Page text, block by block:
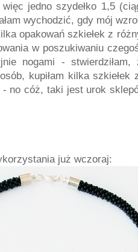
jedno szydełko 1,5
wychodzić, gdy mój
opakowań szkiełek z
w poszukiwaniu
nogami -
kupiłam kilka
no cóż, taki jest urok
już wczoraj: